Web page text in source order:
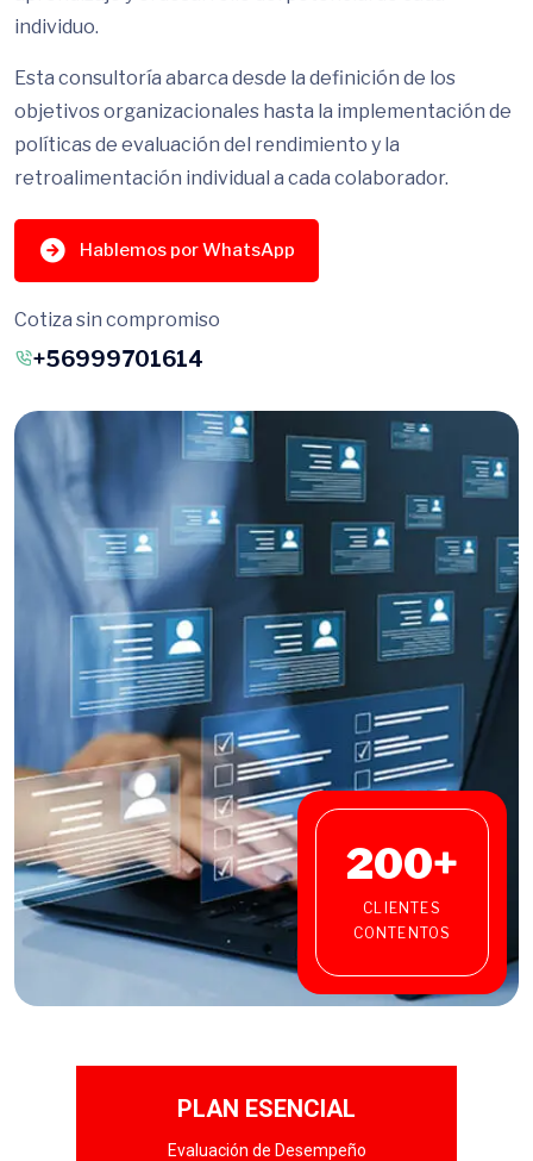
individuo.
Esta consultoría abarca desde la definición de los
objetivos organizacionales hasta la implementación de
políticas de evaluación del rendimiento y la
retroalimentación individual a cada colaborador.
Hablemos por WhatsApp
Cotiza sin compromiso
+56999701614
200+
CLIENTES
CONTENTOS
PLAN ESENCIAL
Evaluación de Desempeño